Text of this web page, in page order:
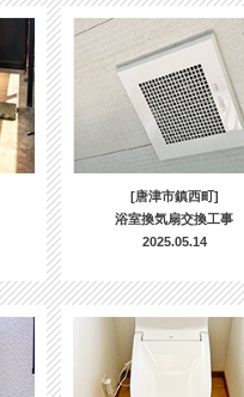
[唐津市鎮西町]
浴室換気扇交換工事
2025.05.14